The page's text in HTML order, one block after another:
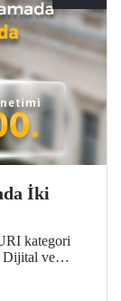
İki
kategori
Dijital ve